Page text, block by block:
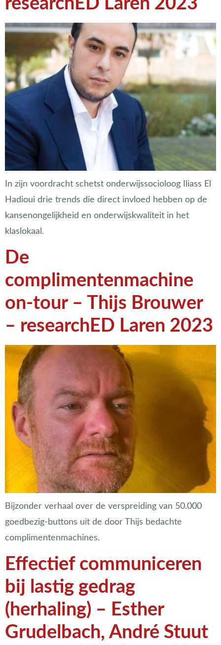
In zijn voordracht schetst onderwijssocioloog Iliass El
Hadioui drie trends die direct invloed hebben op de
kansenongelijkheid en onderwijskwaliteit in het
klaslokaal.
De
complimentenmachine
on-tour – Thijs Brouwer
– researchED Laren 2023
Bijzonder verhaal over de verspreiding van 50.000
goedbezig-buttons uit de door Thijs bedachte
complimentenmachines.
Effectief communiceren
bij lastig gedrag
(herhaling) – Esther
Grudelbach, André Stuut